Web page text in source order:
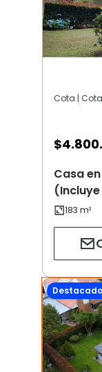
Cota |
$
Casa
Destacado